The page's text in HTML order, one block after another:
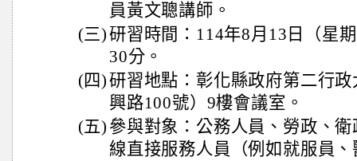
員黃文聰講師。
(三)研習時間：114年8月13日（星
30分。
(四)研習地點：彰化縣政府第二行
興路100號）9樓會議室。
(五) 參與對象：公務人員、勞政、
線直接服務人員（例如就服員